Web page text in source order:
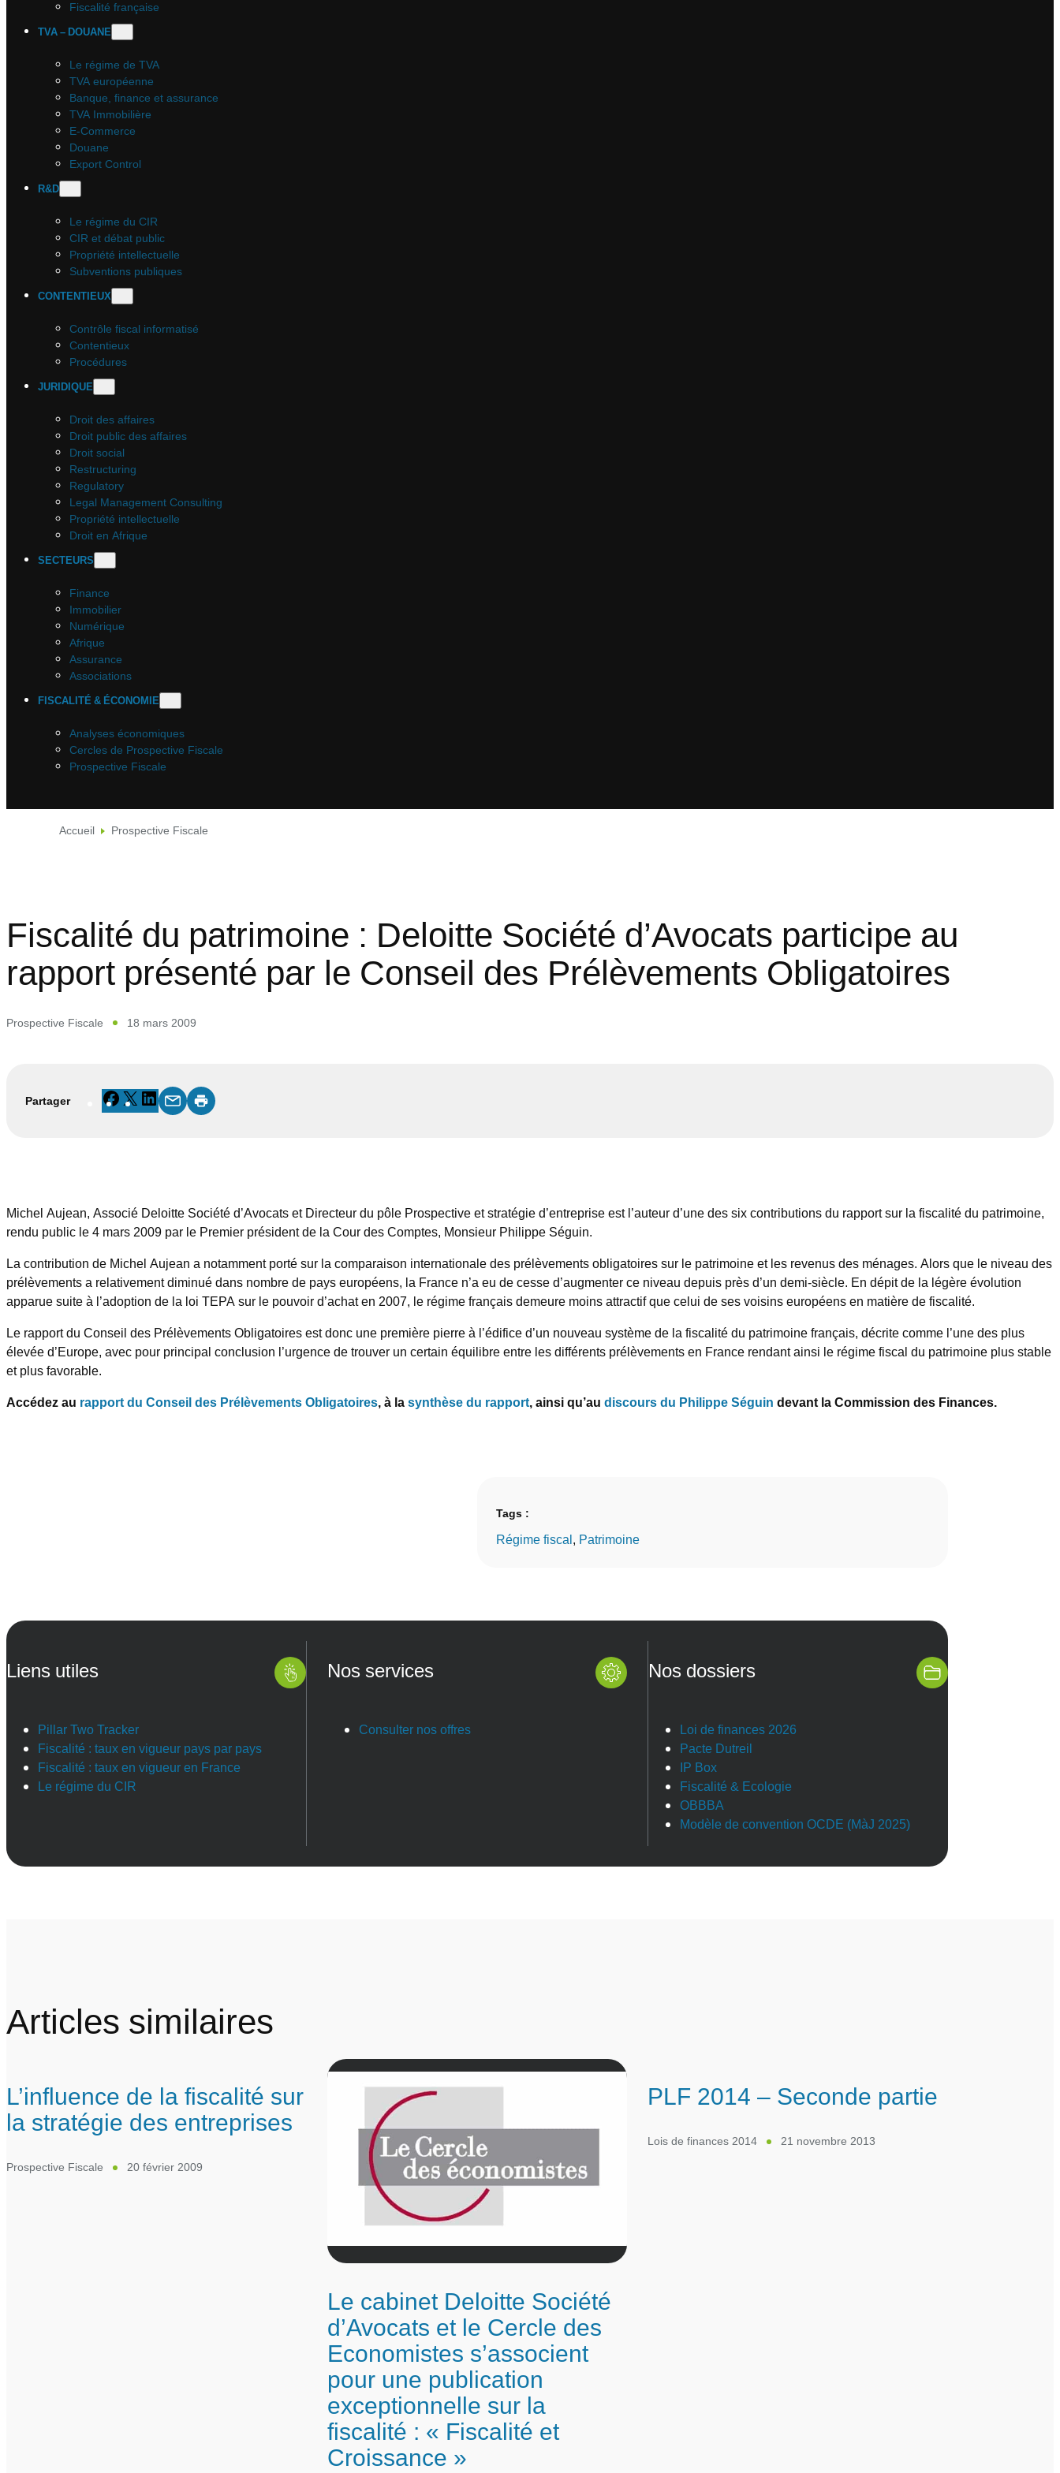
Fiscalité française
TVA – DOUANE
Le régime de TVA
TVA européenne
Banque, finance et assurance
TVA Immobilière
E-Commerce
Douane
Export Control
R&D
Le régime du CIR
CIR et débat public
Propriété intellectuelle
Subventions publiques
CONTENTIEUX
Contrôle fiscal informatisé
Contentieux
Procédures
JURIDIQUE
Droit des affaires
Droit public des affaires
Droit social
Restructuring
Regulatory
Legal Management Consulting
Propriété intellectuelle
Droit en Afrique
SECTEURS
Finance
Immobilier
Numérique
Afrique
Assurance
Associations
FISCALITÉ & ÉCONOMIE
Analyses économiques
Cercles de Prospective Fiscale
Prospective Fiscale
Accueil Prospective Fiscale
Fiscalité du patrimoine : Deloitte Société d’Avocats participe au
rapport présenté par le Conseil des Prélèvements Obligatoires
Prospective Fiscale 18 mars 2009
Partager Facebook
X LinkedIn
Michel Aujean, Associé Deloitte Société d’Avocats et Directeur du pôle Prospective et stratégie d’entreprise est l’auteur d’une des six contributions du rapport sur la fiscalité du patrimoine,
rendu public le 4 mars 2009 par le Premier président de la Cour des Comptes, Monsieur Philippe Séguin.
La contribution de Michel Aujean a notamment porté sur la comparaison internationale des prélèvements obligatoires sur le patrimoine et les revenus des ménages. Alors que le niveau des
prélèvements a relativement diminué dans nombre de pays européens, la France n’a eu de cesse d’augmenter ce niveau depuis près d’un demi-siècle. En dépit de la légère évolution
apparue suite à l’adoption de la loi TEPA sur le pouvoir d’achat en 2007, le régime français demeure moins attractif que celui de ses voisins européens en matière de fiscalité.
Le rapport du Conseil des Prélèvements Obligatoires est donc une première pierre à l’édifice d’un nouveau système de la fiscalité du patrimoine français, décrite comme l’une des plus
élevée d’Europe, avec pour principal conclusion l’urgence de trouver un certain équilibre entre les différents prélèvements en France rendant ainsi le régime fiscal du patrimoine plus stable
et plus favorable.
Accédez au rapport du Conseil des Prélèvements Obligatoires, à lasynthèse du rapport, ainsi qu’au discours du Philippe Séguin devant la Commission des Finances.
Tags :
Régime fiscal, Patrimoine
Liens utiles
Pillar Two Tracker
Fiscalité : taux en vigueur pays par pays
Fiscalité : taux en vigueur en France
Le régime du CIR
Nos services
Consulter nos offres
Nos dossiers
Loi de finances 2026
Pacte Dutreil
IP Box
Fiscalité & Ecologie
OBBBA
Modèle de convention OCDE (MàJ 2025)
Articles similaires
L’influence de la fiscalité sur
la stratégie des entreprises
Prospective Fiscale 20 février 2009
Le cabinet Deloitte Société
d’Avocats et le Cercle des
Economistes s’associent
pour une publication
exceptionnelle sur la
fiscalité : « Fiscalité et
Croissance »
PLF 2014 – Seconde partie
Lois de finances 2014 21 novembre 2013